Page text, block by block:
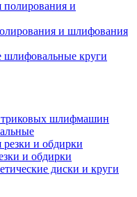
и шлифования
шлифовальные круги
шлифмашин
и обдирки
диски и круги